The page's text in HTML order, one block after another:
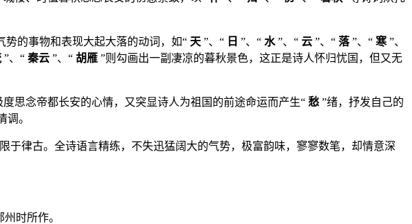
的事物和表现大起大落的动词，如“ 天 ”、“ 日 ”、“ 水”、“ 云 ”、“ 落”、“ 寒”、
”、“ 秦云 ”、“ 胡雁 ”则勾画出一副凄凉的暮秋景色，这正是诗人怀归忧国，但又无
思念帝都长安的心情，又突显诗人为祖国的前途命运而产生“ 愁 ”绪，抒发自己的
调。
于律古。全诗语言精练，不失迅猛阔大的气势，极富韵味，寥寥数笔，却情意深
时所作。